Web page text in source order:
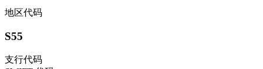
地区代码
S55
支行代码